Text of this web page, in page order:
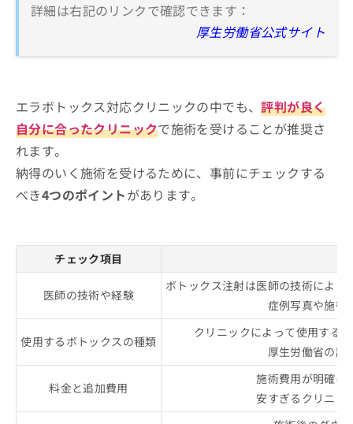
詳細は右記のリンクで確認できます：
厚生労働省公式サイト
エラボトックス対応クリニックの中でも、評判が良く
自分に合ったクリニックで施術を受けることが推奨さ
れます。
納得のいく施術を受けるために、事前にチェックする
べき4つのポイントがあります。
チェック項目
医師の技術や経験
ボトックス注射は医師の技術によ
症例写真や施術
使用するボトックスの種類
クリニックによって使用する
厚生労働省の認
料金と追加費用
施術費用が明確に
安すぎるクリニッ